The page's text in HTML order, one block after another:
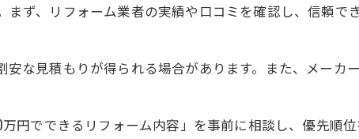
ず、リフォーム業者の実績や口コミを確認し、信頼で
な見積もりが得られる場合があります。また、メーカ
円でできるリフォーム内容」を事前に相談し、優先順